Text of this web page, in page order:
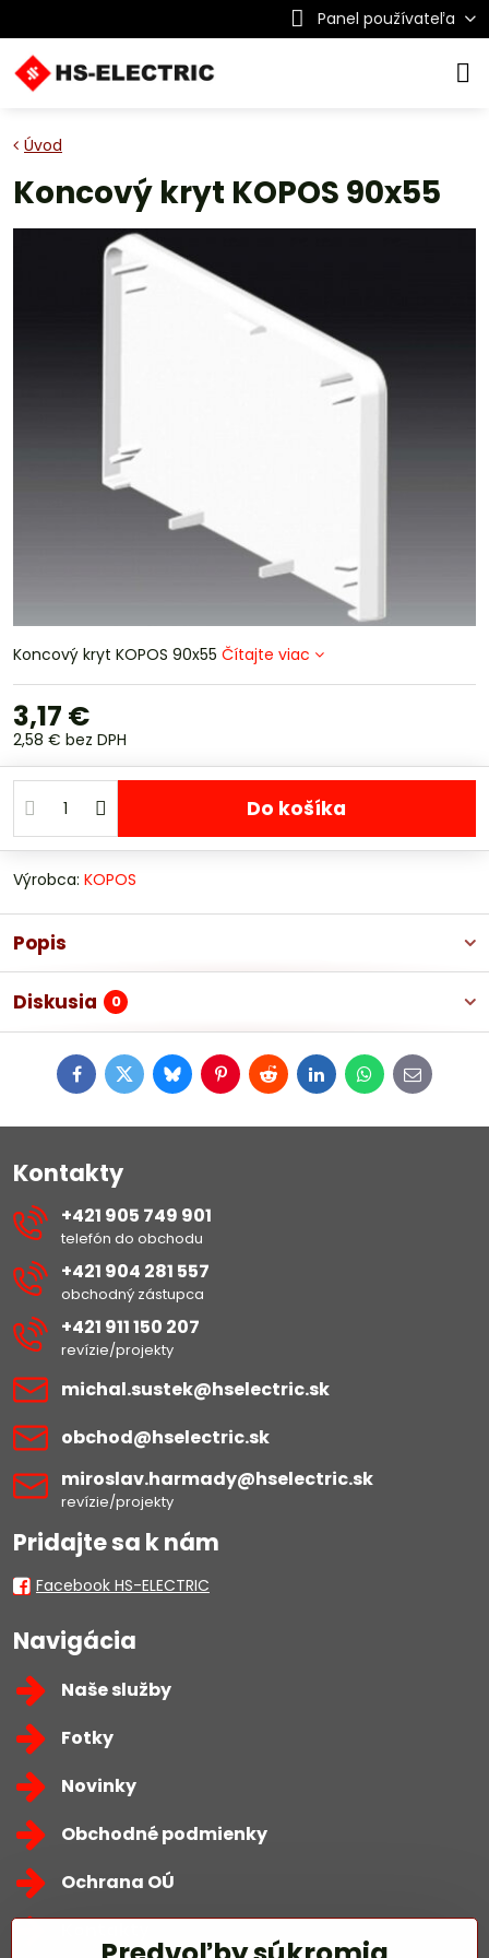
Panel používateľa
Úvod
Koncový kryt KOPOS 90x55
Koncový kryt KOPOS 90x55 Čítajte viac
3,17 €
2,58 € bez DPH
Do košíka
Výrobca: KOPOS
Popis
Diskusia 0
FacebookTwitterBlueskyPinterestRedditLinkedInWhatsApp
E-
mail
Kontakty
+421 905 749 901
telefón do obchodu
+421 904 281 557
obchodný zástupca
+421 911 150 207
revízie/projekty
michal​.sustek​@hselectric​.sk
obchod​@hselectric​.sk
miroslav​.harmady​@hselectric​.sk
revízie/projekty
Pridajte sa k nám
Facebook HS-ELECTRIC
Navigácia
Naše služby
Fotky
Novinky
Obchodné podmienky
Ochrana OÚ